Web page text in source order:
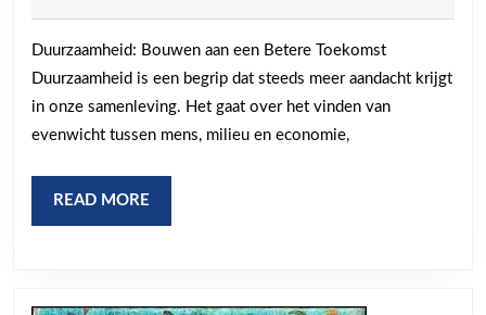
over
een
Betere
Toekomst
Duurzaamheid: Bouwen aan een Betere Toekomst
Duurzaamheid is een begrip dat steeds meer aandacht krijgt
in onze samenleving. Het gaat over het vinden van
evenwicht tussen mens, milieu en economie,
READ MORE
MORE